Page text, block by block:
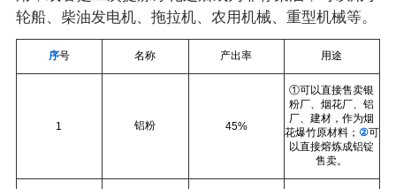
轮船、柴油发电机、拖拉机、农用机械、重型机械等。
序号 名称 产出率 用途
1 铝粉 45%
①可以直接售卖银
粉厂、烟花厂、铝
厂、建材，作为烟
花爆竹原材料； ②可
以直接熔炼成铝锭
售卖。